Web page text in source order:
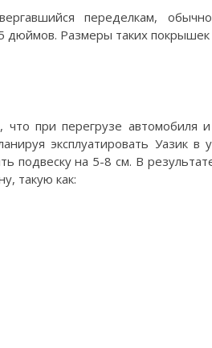
переделкам,
дюймов. Размеры таких
что при перегрузе автомобиля
эксплуатировать Уазик в
подвеску на 5-8 см. В
такую как: